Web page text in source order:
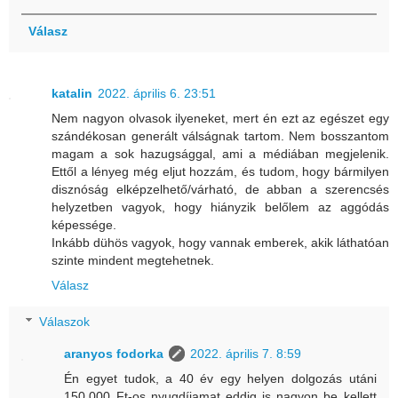
Válasz
katalin 2022. április 6. 23:51
Nem nagyon olvasok ilyeneket, mert én ezt az egészet egy
szándékosan generált válságnak tartom. Nem bosszantom
magam a sok hazugsággal, ami a médiában megjelenik.
Ettől a lényeg még eljut hozzám, és tudom, hogy bármilyen
disznóság elképzelhető/várható, de abban a szerencsés
helyzetben vagyok, hogy hiányzik belőlem az aggódás
képessége.
Inkább dühös vagyok, hogy vannak emberek, akik láthatóan
szinte mindent megtehetnek.
Válasz
Válaszok
aranyos fodorka
2022. április 7. 8:59
Én egyet tudok, a 40 év egy helyen dolgozás utáni